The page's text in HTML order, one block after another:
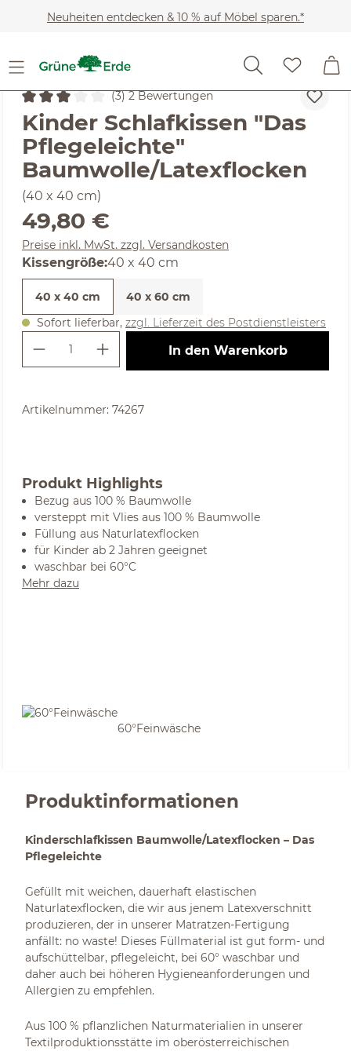
Zum Hauptinhalt springen
Neuheiten entdecken & 10 % auf Möbel sparen.*
Kinder Baby- & Kinderschlaf
Durchschnittliche Bewertung von 3 von 5 Sternen
(3) 2 Bewertungen
Kinder Schlafkissen "Das
Pflegeleichte"
Baumwolle/Latexflocken
(40 x 40 cm)
Regulärer Preis:
49,80 €
Preise inkl. MwSt. zzgl. Versandkosten
Kissengrößeauswählen
:40 x 40 cm
40 x 40 cm
40 x 60 cm
Sofort lieferbar, zzgl. Lieferzeit des Postdienstleisters
Produkt Anzahl: Gib den
In den Warenkorb
Artikelnummer: 74267
Produkt Highlights
Bezug aus 100 % Baumwolle
versteppt mit Vlies aus 100 % Baumwolle
Füllung aus Naturlatexflocken
für Kinder ab 2 Jahren geeignet
waschbar bei 60°C
Mehr dazu
60°Feinwäsche
Produktinformationen
Kinderschlafkissen Baumwolle/Latexflocken – Das
Pflegeleichte
Gefüllt mit weichen, dauerhaft elastischen
Naturlatexflocken, die wir aus jenem Latexverschnitt
produzieren, der in unserer Matratzen-Fertigung
anfällt: no waste! Dieses Füllmaterial ist gut form- und
aufschüttelbar, pflegeleicht, bei 60° waschbar und
daher auch bei höheren Hygieneanforderungen und
Allergien zu empfehlen.
Aus 100 % pflanzlichen Naturmaterialien in unserer
Textilproduktionsstätte im oberösterreichischen